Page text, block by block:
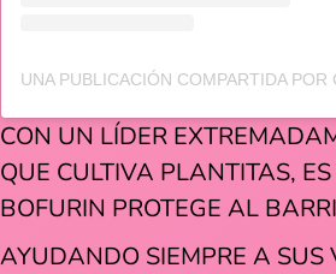
CON UN LÍDER
QUE CULTIVA PLANTITAS,
BOFURIN PROTEGE AL
AYUDANDO SIEMPRE A SUS